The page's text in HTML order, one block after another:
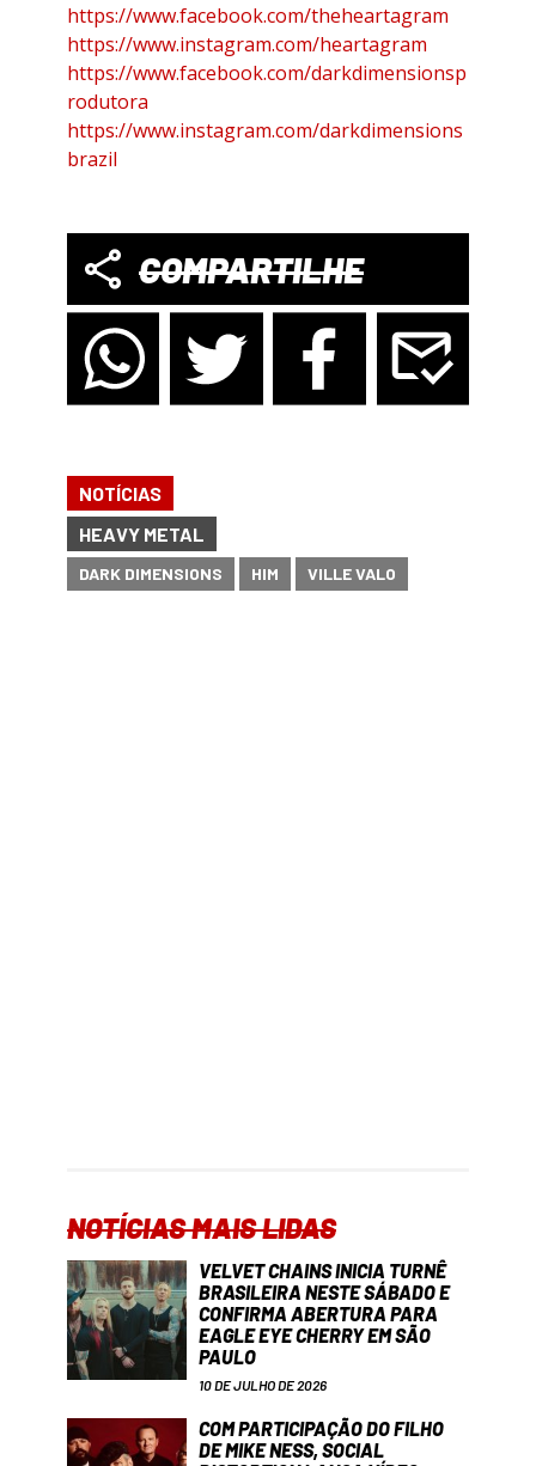
https://www.facebook.com/theheartagram
https://www.instagram.com/heartagram
https://www.facebook.com/darkdimensionsp
rodutora
https://www.instagram.com/darkdimensions
brazil
COMPARTILHE
NOTÍCIAS
HEAVY METAL
DARK DIMENSIONS HIM VILLE VALO
NOTÍCIAS MAIS LIDAS
VELVET CHAINS INICIA TURNÊ
BRASILEIRA NESTE SÁBADO E
CONFIRMA ABERTURA PARA
EAGLE EYE CHERRY EM SÃO
PAULO
10 DE JULHO DE 2026
COM PARTICIPAÇÃO DO FILHO
DE MIKE NESS, SOCIAL